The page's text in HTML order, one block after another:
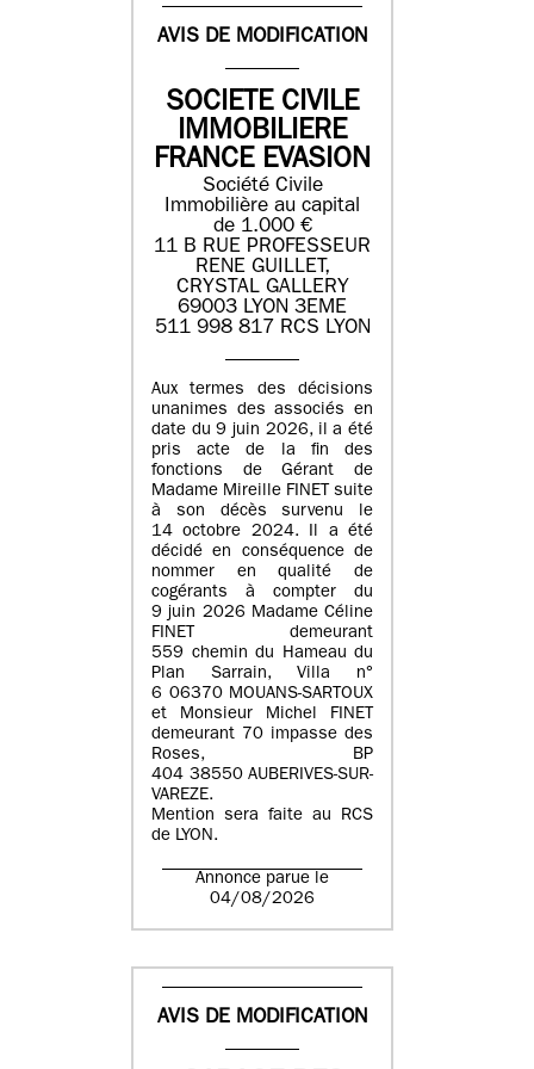
AVIS DE MODIFICATION
SOCIETE CIVILE
IMMOBILIERE
FRANCE EVASION
Société Civile
Immobilière au capital
de 1.000 €
11 B RUE PROFESSEUR
RENE GUILLET,
CRYSTAL GALLERY
69003 LYON 3EME
511 998 817 RCS LYON
Aux termes des décisions
unanimes des associés en
date du 9 juin 2026, il a été
pris acte de la fin des
fonctions de Gérant de
Madame Mireille FINET suite
à son décès survenu le
14 octobre 2024. Il a été
décidé en conséquence de
nommer en qualité de
cogérants à compter du
9 juin 2026 Madame Céline
FINET demeurant
559 chemin du Hameau du
Plan Sarrain, Villa n°
6 06370 MOUANS-SARTOUX
et Monsieur Michel FINET
demeurant 70 impasse des
Roses, BP
404 38550 AUBERIVES-SUR-
VAREZE.
Mention sera faite au RCS
de LYON.
Annonce parue le
04/08/2026
AVIS DE MODIFICATION